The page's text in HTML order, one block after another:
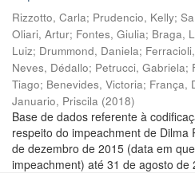
Rizzotto, Carla; Prudencio, Kelly;
Oliari, Artur; Fontes, Giulia; Braga,
Luiz; Drummond, Daniela;
Neves, Dédallo; Petrucci, Gabriela;
Tiago; Benevides, Victoria; França,
Januario, Priscila (2018)
Base de dados referente à
respeito do impeachment de Dilma
de dezembro de 2015 (data em
impeachment) até 31 de agosto de